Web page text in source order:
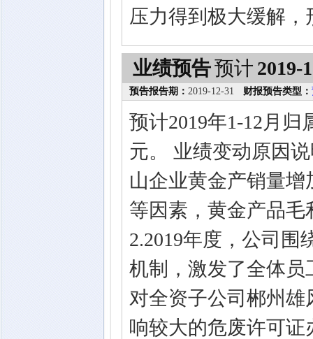
压力得到极大缓解，
业绩预告预计 2019-
预告报告期： 2019-12-31 财报预告类型：
预计2019年1-12月
元。 业绩变动原因
山企业黄金产销量
等因素，黄金产品
2.2019年度，公司围
机制，激发了全体员
对全资子公司郴州雄
响较大的危废许可